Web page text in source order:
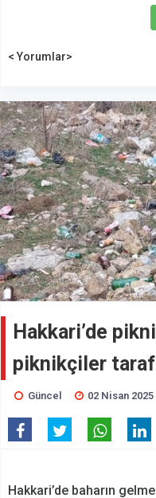
< Yorumlar>
Hakkari’de
piknikçiler
Güncel 02 Nisan 2025
Hakkari’de baharın